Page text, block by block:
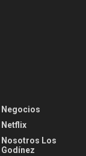
Negocios
Netflix
Nosotros Los
Godínez